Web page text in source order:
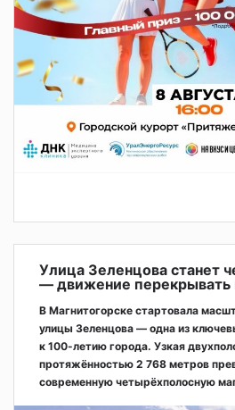
Улица Зеленцова станет
— движение перекрывать
В Магнитогорске стартовала
улицы Зеленцова — одна из
к 100-летию города. Узкая
протяжённостью 2 768 метров
современную четырёхполосную